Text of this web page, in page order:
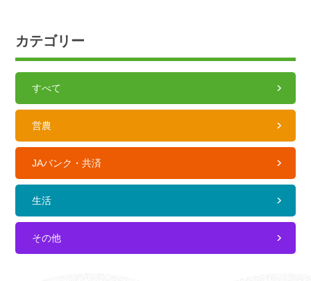
カテゴリー
すべて
営農
JAバンク・共済
生活
その他